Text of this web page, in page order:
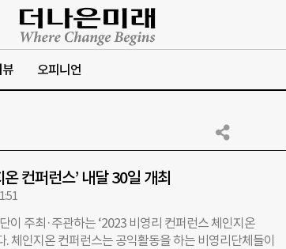
오피니언
컨퍼런스’ 내달 30일 개최
이 주최·주관하는 ‘2023 비영리 컨퍼런스 체인지온
체인지온 컨퍼런스는 공익활동을 하는 비영리단체들이